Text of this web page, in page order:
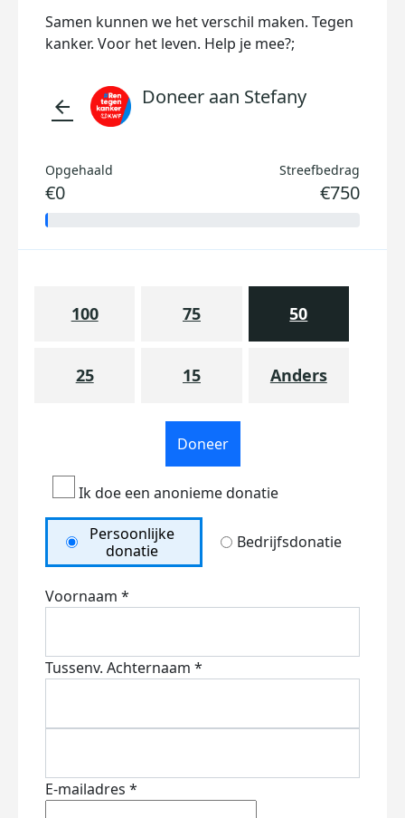
Samen kunnen we het verschil maken. Tegen
kanker. Voor het leven. Help je mee?;
arrow_back Doneer aan Stefany
Opgehaald
€0
Streefbedrag
€750
100 75 50
25 15 Anders
Doneer
Ik doe een anonieme donatie
Persoonlijke
donatie
Bedrijfsdonatie
Voornaam *
Tussenv. Achternaam *
E-mailadres *